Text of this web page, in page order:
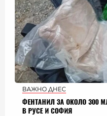
ВАЖНО ДНЕС
ФЕНТАНИЛ ЗА ОКОЛО 300
В РУСЕ И СОФИЯ